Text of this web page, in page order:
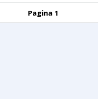
Pagina 1